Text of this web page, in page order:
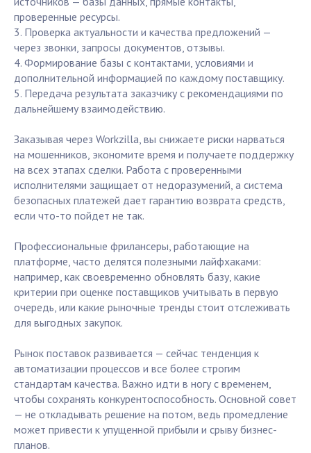
проверенные ресурсы.
3. Проверка актуальности и качества предложений —
через звонки, запросы документов, отзывы.
4. Формирование базы с контактами, условиями и
дополнительной информацией по каждому поставщику.
5. Передача результата заказчику с рекомендациями по
дальнейшему взаимодействию.
Заказывая через Workzilla, вы снижаете риски нарваться
на мошенников, экономите время и получаете поддержку
на всех этапах сделки. Работа с проверенными
исполнителями защищает от недоразумений, а система
безопасных платежей дает гарантию возврата средств,
если что-то пойдет не так.
Профессиональные фрилансеры, работающие на
платформе, часто делятся полезными лайфхаками:
например, как своевременно обновлять базу, какие
критерии при оценке поставщиков учитывать в первую
очередь, или какие рыночные тренды стоит отслеживать
для выгодных закупок.
Рынок поставок развивается — сейчас тенденция к
автоматизации процессов и все более строгим
стандартам качества. Важно идти в ногу с временем,
чтобы сохранять конкурентоспособность. Основной совет
— не откладывать решение на потом, ведь промедление
может привести к упущенной прибыли и срыву бизнес-
планов.